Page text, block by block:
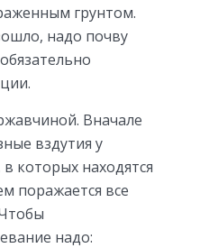
грунтом.
надо почву
Вначале
вздутия у
которых находятся
поражается все
надо: